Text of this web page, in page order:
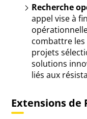
Recherche
appel vise à
combattre les
projets
solutions
liés aux
Extensions de